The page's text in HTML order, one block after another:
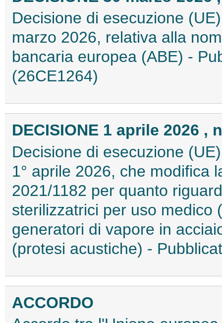
Decisione di esecuzione
marzo 2026, relativa alla
bancaria europea (ABE) -
(26CE1264)
DECISIONE 1 aprile 2026 ,
Decisione di esecuzione
1° aprile 2026, che modifica
2021/1182 per quanto
sterilizzatrici per uso medico
generatori di vapore in
(protesi acustiche) -
ACCORDO